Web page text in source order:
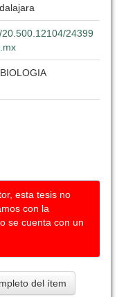
24399
esta tesis no
con la
se cuenta con un
del ítem